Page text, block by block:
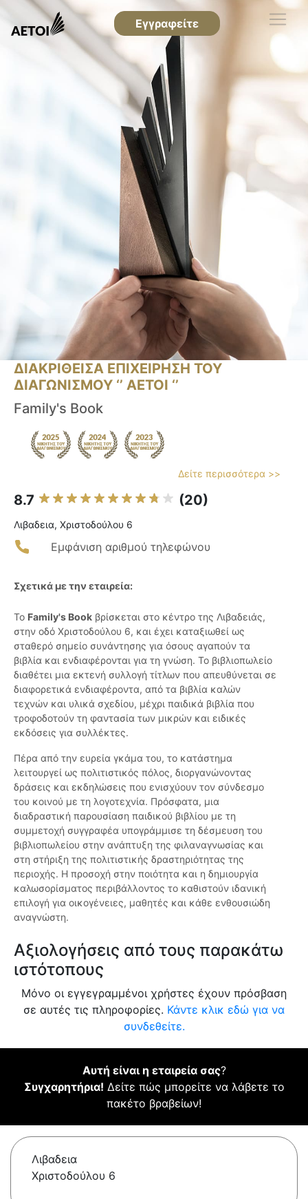
Εγγραφείτε
ΔΙΑΚΡΙΘΕΙΣΑ ΕΠΙΧΕΙΡΗΣΗ ΤΟΥ
ΔΙΑΓΩΝΙΣΜΟΥ ‘’ ΑΕΤΟΙ ‘’
Family's Book
Δείτε περισσότερα >>
8.7 (20)
Λιβαδεια, Χριστοδούλου 6
Εμφάνιση αριθμού τηλεφώνου
Σχετικά με την εταιρεία:
Το Family's Book βρίσκεται στο κέντρο της Λιβαδειάς,
στην οδό Χριστοδούλου 6, και έχει καταξιωθεί ως
σταθερό σημείο συνάντησης για όσους αγαπούν τα
βιβλία και ενδιαφέρονται για τη γνώση. Το βιβλιοπωλείο
διαθέτει μια εκτενή συλλογή τίτλων που απευθύνεται σε
διαφορετικά ενδιαφέροντα, από τα βιβλία καλών
τεχνών και υλικά σχεδίου, μέχρι παιδικά βιβλία που
τροφοδοτούν τη φαντασία των μικρών και ειδικές
εκδόσεις για συλλέκτες.
Πέρα από την ευρεία γκάμα του, το κατάστημα
λειτουργεί ως πολιτιστικός πόλος, διοργανώνοντας
δράσεις και εκδηλώσεις που ενισχύουν τον σύνδεσμο
του κοινού με τη λογοτεχνία. Πρόσφατα, μια
διαδραστική παρουσίαση παιδικού βιβλίου με τη
συμμετοχή συγγραφέα υπογράμμισε τη δέσμευση του
βιβλιοπωλείου στην ανάπτυξη της φιλαναγνωσίας και
στη στήριξη της πολιτιστικής δραστηριότητας της
περιοχής. Η προσοχή στην ποιότητα και η δημιουργία
καλωσορίσματος περιβάλλοντος το καθιστούν ιδανική
επιλογή για οικογένειες, μαθητές και κάθε ενθουσιώδη
αναγνώστη.
Αξιολογήσεις από τους παρακάτω
ιστότοπους
Μόνο οι εγγεγραμμένοι χρήστες έχουν πρόσβαση
σε αυτές τις πληροφορίες. Κάντε κλικ εδώ για να
συνδεθείτε.
Αυτή είναι η εταιρεία σας?
Συγχαρητήρια! Δείτε πώς μπορείτε να λάβετε το
πακέτο βραβείων!
Λιβαδεια
Χριστοδούλου 6